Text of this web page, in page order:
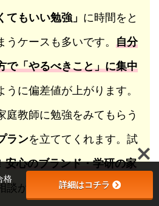
てもいい勉強」 に時間をと
うケースも多いです。 自分
で「やるべきこと」に集中
に偏差値が上がります。
庭教師に勉強をみてもらう
ランを立ててくれます。試
安心のブランド・学研の家
談が可能です。すぐに利用
格
詳細はコチラ